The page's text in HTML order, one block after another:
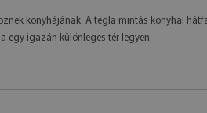
konyhájának. A tégla mintás konyhai
egy igazán különleges tér legyen.